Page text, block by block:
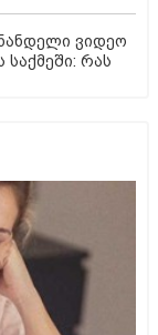
ვიდეო
რას